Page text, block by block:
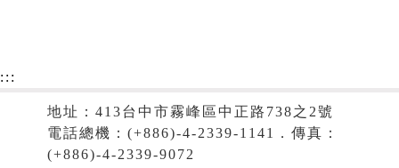
:::
地址：413台中市霧峰區中正路738之2號
電話總機：(+886)-4-2339-1141．傳真：
(+886)-4-2339-9072